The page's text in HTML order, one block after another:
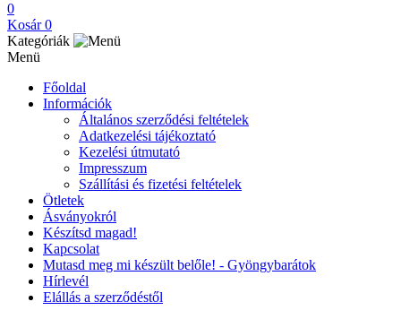
0
Kosár 0
Kategóriák
Menü
Főoldal
Információk
Általános szerződési feltételek
Adatkezelési tájékoztató
Kezelési útmutató
Impresszum
Szállítási és fizetési feltételek
Ötletek
Ásványokról
Készítsd magad!
Kapcsolat
Mutasd meg mi készült belőle! - Gyöngybarátok
Hírlevél
Elállás a szerződéstől